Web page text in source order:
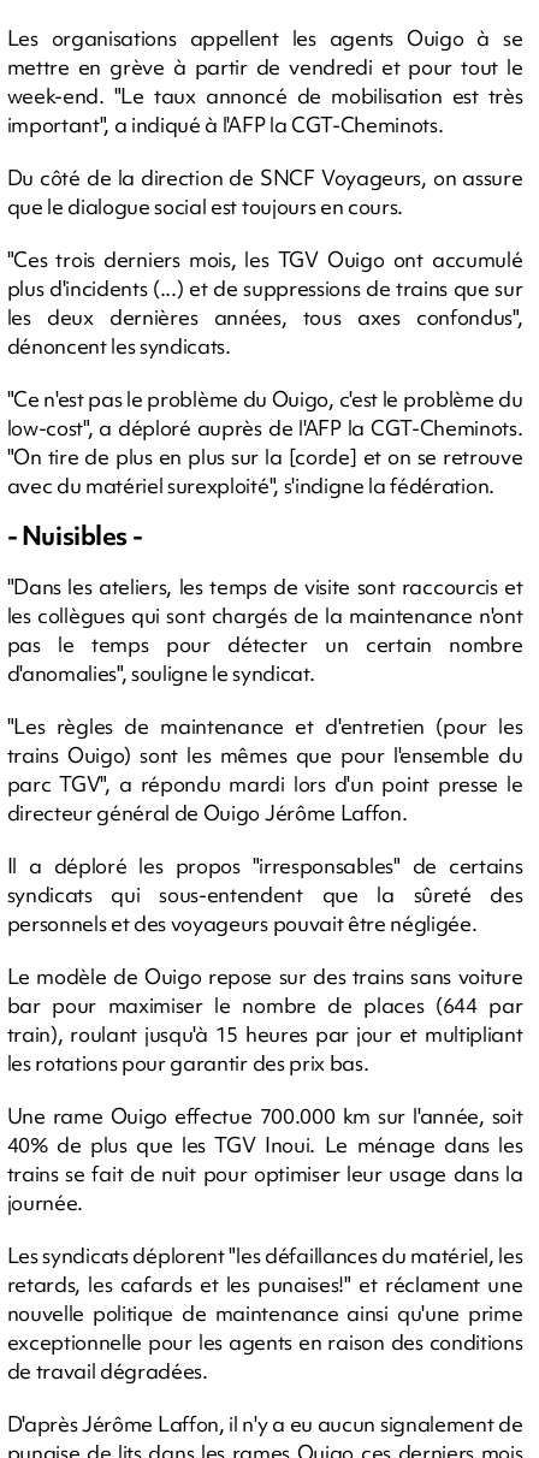
Les organisations appellent les agents Ouigo à se
mettre en grève à partir de vendredi et pour tout le
week-end. "Le taux annoncé de mobilisation est très
important", a indiqué à l'AFP la CGT-Cheminots.
Du côté de la direction de SNCF Voyageurs, on assure
que le dialogue social est toujours en cours.
"Ces trois derniers mois, les TGV Ouigo ont accumulé
plus d'incidents (...) et de suppressions de trains que sur
les deux dernières années, tous axes confondus",
dénoncent les syndicats.
"Ce n'est pas le problème du Ouigo, c'est le problème du
low-cost", a déploré auprès de l'AFP la CGT-Cheminots.
"On tire de plus en plus sur la [corde] et on se retrouve
avec du matériel surexploité", s'indigne la fédération.
- Nuisibles -
"Dans les ateliers, les temps de visite sont raccourcis et
les collègues qui sont chargés de la maintenance n'ont
pas le temps pour détecter un certain nombre
d'anomalies", souligne le syndicat.
"Les règles de maintenance et d'entretien (pour les
trains Ouigo) sont les mêmes que pour l'ensemble du
parc TGV", a répondu mardi lors d'un point presse le
directeur général de Ouigo Jérôme Laffon.
Il a déploré les propos "irresponsables" de certains
syndicats qui sous-entendent que la sûreté des
personnels et des voyageurs pouvait être négligée.
Le modèle de Ouigo repose sur des trains sans voiture
bar pour maximiser le nombre de places (644 par
train), roulant jusqu'à 15 heures par jour et multipliant
les rotations pour garantir des prix bas.
Une rame Ouigo effectue 700.000 km sur l'année, soit
40% de plus que les TGV Inoui. Le ménage dans les
trains se fait de nuit pour optimiser leur usage dans la
journée.
Les syndicats déplorent "les défaillances du matériel, les
retards, les cafards et les punaises!" et réclament une
nouvelle politique de maintenance ainsi qu'une prime
exceptionnelle pour les agents en raison des conditions
de travail dégradées.
D'après Jérôme Laffon, il n'y a eu aucun signalement de
punaise de lits dans les rames Ouigo ces derniers mois